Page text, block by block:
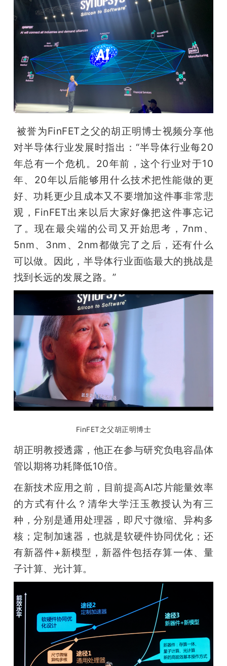
被誉为FinFET之父的胡正明博士视频分享他
对半导体行业发展时指出：“半导体行业每20
年总有一个危机。20年前，这个行业对于10
年、20年以后能够用什么技术把性能做的更
好、功耗更少且成本又不要增加这件事非常悲
观，FinFET出来以后大家好像把这件事忘记
了。现在最尖端的公司又开始思考，7nm、
5nm、3nm、2nm都做完了之后，还有什么
可以做。因此，半导体行业面临最大的挑战是
找到长远的发展之路。”
FinFET之父胡正明博士
胡正明教授透露，他正在参与研究负电容晶体
管以期将功耗降低10倍。
在新技术应用之前，目前提高AI芯片能量效率
的方式有什么？清华大学汪玉教授认为有三
种，分别是通用处理器，即尺寸微缩、异构多
核；定制加速器，也就是软硬件协同优化；还
有新器件+新模型，新器件包括存算一体、量
子计算、光计算。